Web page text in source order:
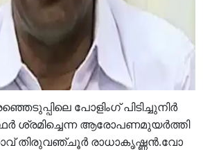
പോ​ളിം​ഗ് പി​ടി​ച്ചു​നി​ർ​
ശ്ര​മി​ച്ചെ​ന്ന ആ​രോ​പ​ണ​മു​യ​ർ​ത്തി
തി​രു​വ​ഞ്ചൂ​ർ രാ​ധാ​കൃ​ഷ്ണ​ൻ.വോ​